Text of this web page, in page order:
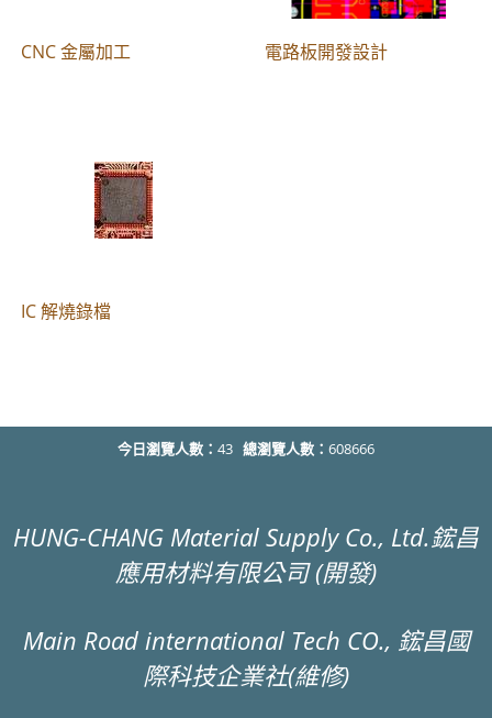
CNC 金屬加工 電路板開發設計
IC 解燒錄檔
今日瀏覽人數： 43 總瀏覽人數： 608666
HUNG-CHANG Material Supply Co., Ltd.鋐昌
應用材料有限公司 (開發)
Main Road international Tech CO., 鋐昌國
際科技企業社(維修)